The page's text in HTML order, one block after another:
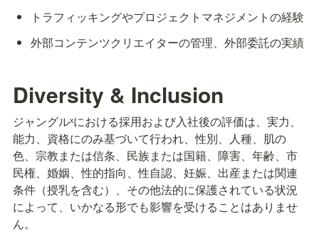
トラフィッキングやプロジェクトマネジメントの経験
外部コンテンツクリエイターの管理、外部委託の実績
Diversity & Inclusion
ジャングルˣにおける採用および入社後の評価は、実力、
能力、資格にのみ基づいて行われ、性別、人種、肌の
色、宗教または信条、民族または国籍、障害、年齢、市
民権、婚姻、性的指向、性自認、妊娠、出産または関連
条件（授乳を含む）、その他法的に保護されている状況
によって、いかなる形でも影響を受けることはありませ
ん。